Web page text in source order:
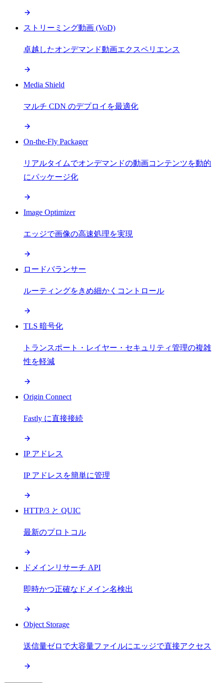
ストリーミング動画 (VoD)
卓越したオンデマンド動画エクスペリエンス
Media Shield
マルチ CDN のデプロイを最適化
On-the-Fly Packager
リアルタイムでオンデマンドの動画コンテンツを動的
にパッケージ化
Image Optimizer
エッジで画像の高速処理を実現
ロードバランサー
ルーティングをきめ細かくコントロール
TLS 暗号化
トランスポート・レイヤー・セキュリティ管理の複雑
性を軽減
Origin Connect
Fastly に直接接続
IP アドレス
IP アドレスを簡単に管理
HTTP/3 と QUIC
最新のプロトコル
ドメインリサーチ API
即時かつ正確なドメイン名検出
Object Storage
送信量ゼロで大容量ファイルにエッジで直接アクセス